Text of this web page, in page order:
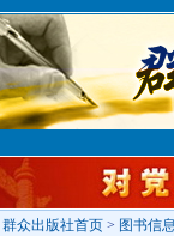
群众出版社首页 > 图书信息